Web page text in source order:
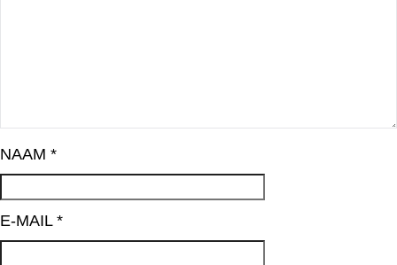
NAAM *
E-MAIL *